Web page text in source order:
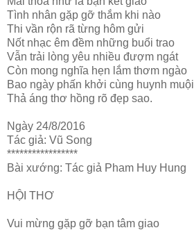
Tình nhân gặp gỡ thắm khi nào
Thi vần rộn rã từng hôm gửi
Nốt nhạc êm đềm những buổi trao
Vẫn trải lòng yêu nhiều đượm ngát
Còn mong nghĩa hẹn lắm thơm ngào
Bao ngày phấn khởi cùng huynh muội
Thả áng thơ hồng rõ đẹp sao.
Ngày 24/8/2016
Tác giả: Vũ Song
*****************
Bài xướng: Tác giả Pham Huy Hung
HỘI THƠ
Vui mừng gặp gỡ bạn tâm giao